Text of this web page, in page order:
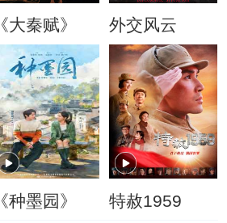
《大秦赋》 外交风云
《种墨园》 特赦1959